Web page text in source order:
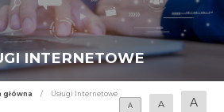
INTERNETOWE
główna /
Usługi Internetowe
A
A A